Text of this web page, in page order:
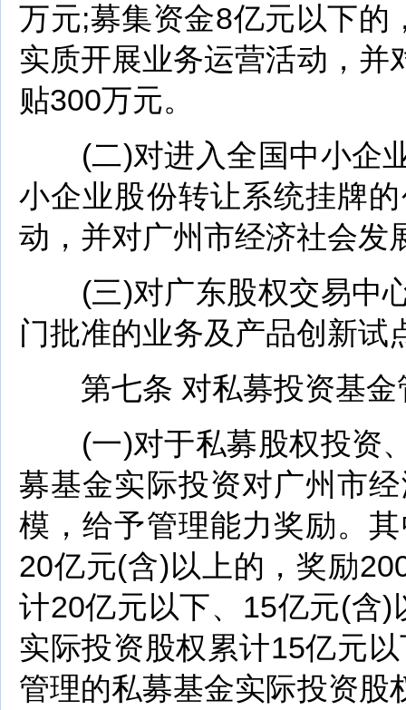
万元;募集资金8亿元以下的
实质开展业务运营活动，并
贴300万元。
(二)对进入全国中小企业
小企业股份转让系统挂牌
动，并对广州市经济社会发
(三)对广东股权交易中心
门批准的业务及产品创新试
第七条 对私募投资基金
(一)对于私募股权投资、
募基金实际投资对广州市
模，给予管理能力奖励。
20亿元(含)以上的，奖励
计20亿元以下、15亿元(含
实际投资股权累计15亿元
管理的私募基金实际投资股